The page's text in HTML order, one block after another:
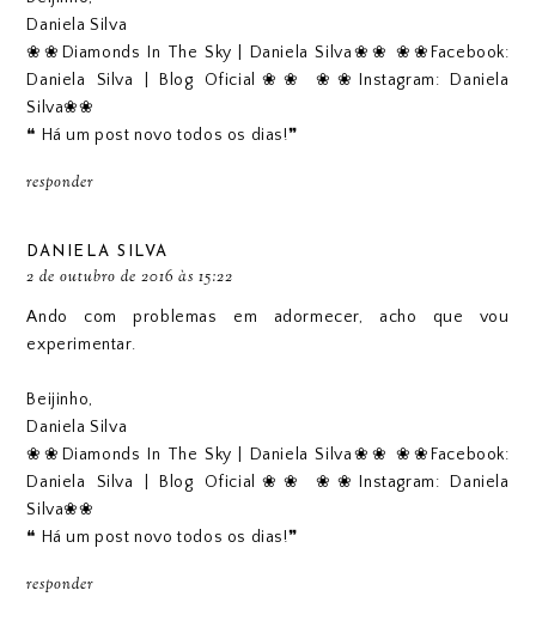
Daniela Silva
❀❀Diamonds In The Sky | Daniela Silva❀❀ ❀❀Facebook:
Daniela Silva | Blog Oficial❀❀
❀❀Instagram: Daniela
Silva❀❀
❝ Há um post novo todos os dias!❞
responder
DANIELA SILVA
2 de outubro de 2016 às 15:22
Ando com problemas em adormecer, acho que vou
experimentar.
Beijinho,
Daniela Silva
❀❀Diamonds In The Sky | Daniela Silva❀❀ ❀❀Facebook:
Daniela Silva | Blog Oficial❀❀
❀❀Instagram: Daniela
Silva❀❀
❝ Há um post novo todos os dias!❞
responder